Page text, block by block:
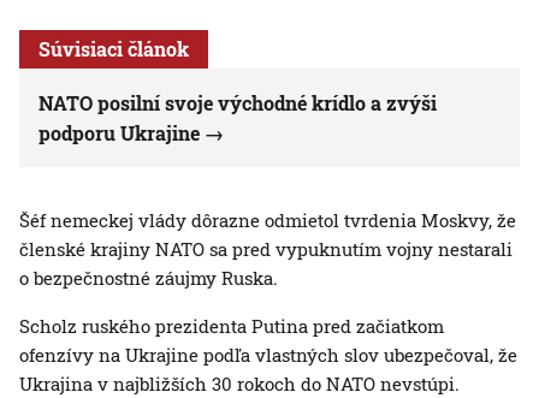
Súvisiaci článok
NATO posilní svoje východné krídlo a zvýši
podporu Ukrajine
Šéf nemeckej vlády dôrazne odmietol tvrdenia Moskvy, že
členské krajiny NATO sa pred vypuknutím vojny nestarali
o bezpečnostné záujmy Ruska.
Scholz ruského prezidenta Putina pred začiatkom
ofenzívy na Ukrajine podľa vlastných slov ubezpečoval, že
Ukrajina v najbližších 30 rokoch do NATO nevstúpi.